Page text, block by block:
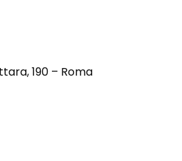
190 – Roma